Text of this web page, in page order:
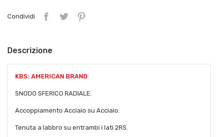
Condividi
Descrizione
KBS: AMERICAN BRAND
SNODO SFERICO RADIALE.
Accoppiamento Acciaio su Acciaio.
Tenuta a labbro su entrambi i lati 2RS.